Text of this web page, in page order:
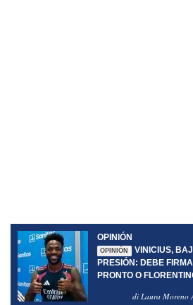
OPINIÓN
OPINIÓN
VINICIUS,
PRESIÓN: DEBE
PRONTO O
di Laura Moreno